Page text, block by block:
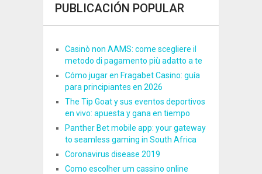
PUBLICACIÓN POPULAR
Casinò non AAMS: come scegliere il
metodo di pagamento più adatto a te
Cómo jugar en Fragabet Casino: guía
para principiantes en 2026
The Tip Goat y sus eventos deportivos
en vivo: apuesta y gana en tiempo
Panther Bet mobile app: your gateway
to seamless gaming in South Africa
Coronavirus disease 2019
Como escolher um cassino online